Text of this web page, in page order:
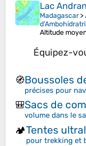
Lac
Madagascar>
Altitude
Équipez-
🧭Boussoles
précises pour
🎒Sacs de
volume dans le
🏕️Tentes
pour trekking et